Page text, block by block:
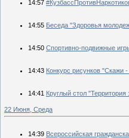
14:57
14:55 Беседа "Здоровья
14:50 Спортивно-подвижные
14:43 Конкурс рисунков "Скажи
14:41 Круглый стол "Территория
22 Июня, Среда
14:39 Всероссийская